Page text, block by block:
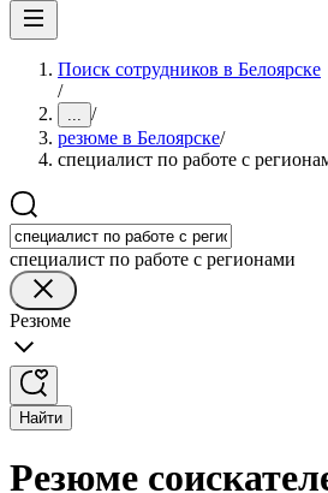
Поиск сотрудников в Белоярске
/
... /
резюме в Белоярске/
специалист по работе с
специалист по работе с регионами
Резюме
Найти
Резюме